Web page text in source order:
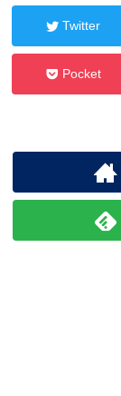
Twitter
Pocket